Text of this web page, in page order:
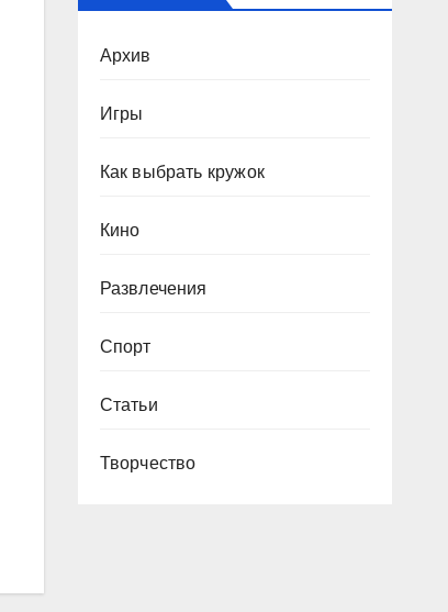
Архив
Игры
Как выбрать кружок
Кино
Развлечения
Спорт
Статьи
Творчество